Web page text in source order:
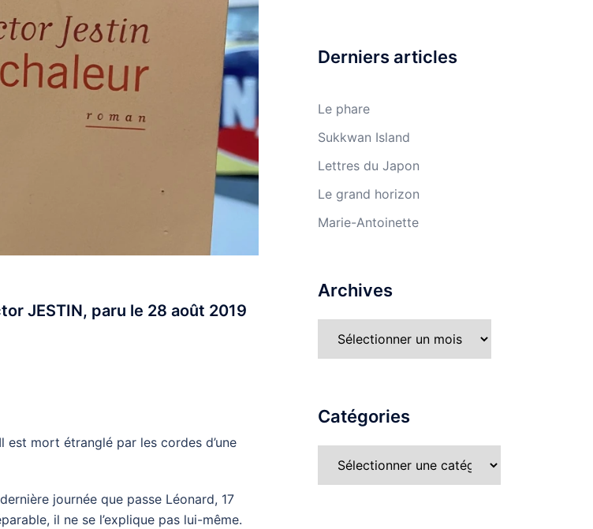
JESTIN, paru le 28 août 2019
est mort étranglé par les cordes d’une
journée que passe Léonard, 17
il ne se l’explique pas lui-même.
Derniers articles
Le phare
Sukkwan Island
Lettres du Japon
Le grand horizon
Marie-Antoinette
Archives
Catégories